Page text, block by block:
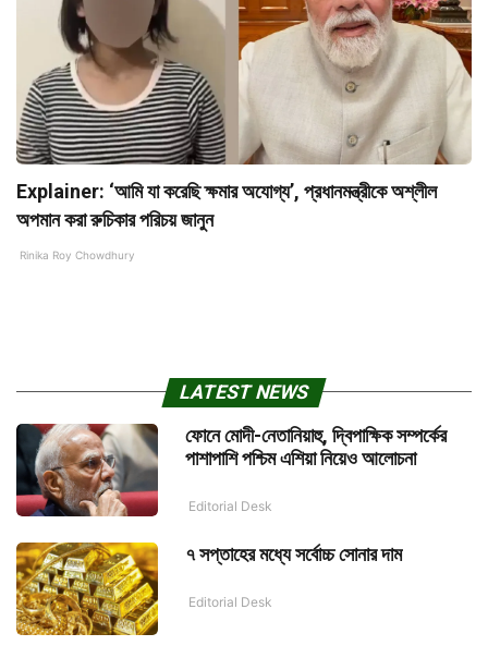
Explainer: ‘আমি যা করেছি ক্ষমার অযোগ্য’, প্রধানমন্ত্রীকে অশ্লীল
অপমান করা রুচিকার পরিচয় জানুন
Rinika Roy Chowdhury
LATEST NEWS
ফোনে মোদী-নেতানিয়াহু, দ্বিপাক্ষিক সম্পর্কের
পাশাপাশি পশ্চিম এশিয়া নিয়েও আলোচনা
Editorial Desk
৭ সপ্তাহের মধ্যে সর্বোচ্চ সোনার দাম
Editorial Desk